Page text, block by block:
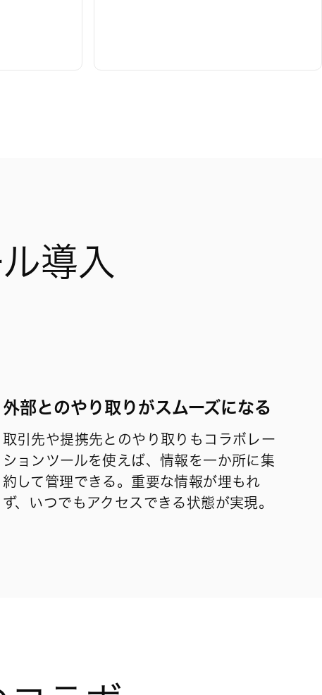
導入
外部とのやり取りがスムーズになる
取引先や提携先とのやり取りもコラボレー
ションツールを使えば、情報を一か所に集
約して管理できる。重要な情報が埋もれ
ず、いつでもアクセスできる状態が実現。